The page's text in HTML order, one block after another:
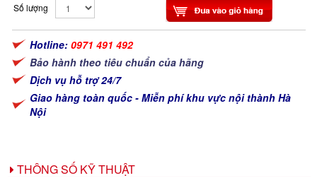
Số lượng
Hotline: 0971 491 492
Bảo hành theo tiêu chuẩn của hãng
Dịch vụ hỗ trợ 24/7
Giao hàng toàn quốc - Miễn phí khu vực nội thành Hà
Nội
THÔNG SỐ KỸ THUẬT